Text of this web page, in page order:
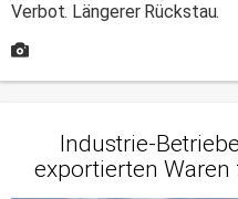
Verbot. Längerer Rückstau.
Industrie-
exportierten